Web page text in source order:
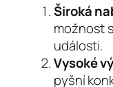
Široká
možnost
události.
Vysoké
pyšní